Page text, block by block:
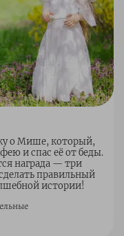
о Мише, который,
и спас её от беды.
награда — три
правильный
истории!